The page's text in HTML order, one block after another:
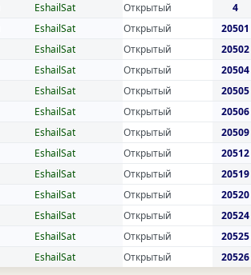
EshailSat Открытый 4
EshailSat Открытый 20501
EshailSat Открытый 20502
EshailSat Открытый 20504
EshailSat Открытый 20505
EshailSat Открытый 20506
EshailSat Открытый 20509
EshailSat Открытый 20512
EshailSat Открытый 20519
EshailSat Открытый 20520
EshailSat Открытый 20524
EshailSat Открытый 20525
EshailSat Открытый 20526